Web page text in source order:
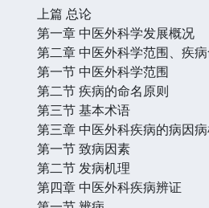
上篇 总论
第一章 中医外科学发展概况
第二章 中医外科学范围、疾
第一节 中医外科学范围
第二节 疾病的命名原则
第三节 基本术语
第三章 中医外科疾病的病因
第一节 致病因素
第二节 发病机理
第四章 中医外科疾病辨证